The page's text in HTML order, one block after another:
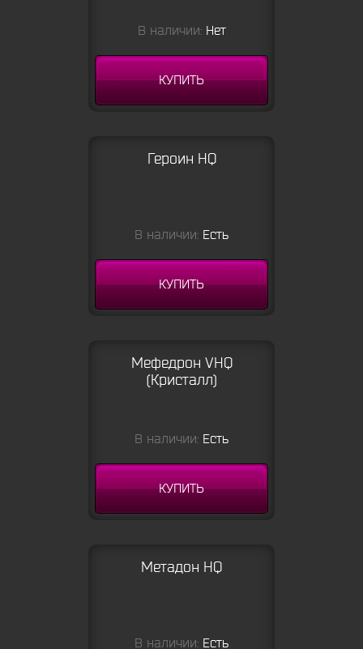
В наличии: Нет
КУПИТЬ
Героин HQ
В наличии: Есть
КУПИТЬ
Мефедрон VHQ
(Кристалл)
В наличии: Есть
КУПИТЬ
Метадон HQ
В наличии: Есть